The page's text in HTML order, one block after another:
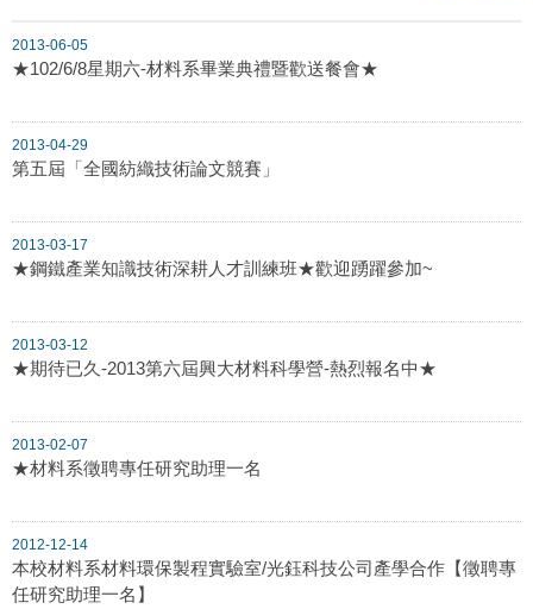
2013-06-05
★102/6/8星期六-材料系畢業典禮暨歡送餐會★
2013-04-29
第五屆「全國紡織技術論文競賽」
2013-03-17
★鋼鐵產業知識技術深耕人才訓練班★歡迎踴躍參加~
2013-03-12
★期待已久-2013第六屆興大材料科學營-熱烈報名中★
2013-02-07
★材料系徵聘專任研究助理一名
2012-12-14
本校材料系材料環保製程實驗室/光鈺科技公司產學合作【徵聘專
任研究助理一名】